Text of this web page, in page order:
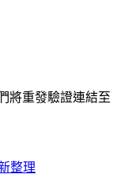
將重發驗證連結至
整理